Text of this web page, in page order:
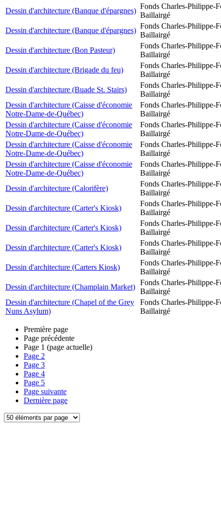
Dessin d'architecture (Banque d'épargnes)
Fonds Charles-Philippe-
Baillairgé
Dessin d'architecture (Banque d'épargnes)
Fonds Charles-Philippe-
Baillairgé
Dessin d'architecture (Bon Pasteur)
Fonds Charles-Philippe-
Baillairgé
Dessin d'architecture (Brigade du feu)
Fonds Charles-Philippe-
Baillairgé
Dessin d'architecture (Buade St. Stairs)
Fonds Charles-Philippe-
Baillairgé
Dessin d'architecture (Caisse d'économie
Notre-Dame-de-Québec)
Fonds Charles-Philippe-
Baillairgé
Dessin d'architecture (Caisse d'économie
Notre-Dame-de-Québec)
Fonds Charles-Philippe-
Baillairgé
Dessin d'architecture (Caisse d'économie
Notre-Dame-de-Québec)
Fonds Charles-Philippe-
Baillairgé
Dessin d'architecture (Caisse d'économie
Notre-Dame-de-Québec)
Fonds Charles-Philippe-
Baillairgé
Dessin d'architecture (Calorifère)
Fonds Charles-Philippe-
Baillairgé
Dessin d'architecture (Carter's Kiosk)
Fonds Charles-Philippe-
Baillairgé
Dessin d'architecture (Carter's Kiosk)
Fonds Charles-Philippe-
Baillairgé
Dessin d'architecture (Carter's Kiosk)
Fonds Charles-Philippe-
Baillairgé
Dessin d'architecture (Carters Kiosk)
Fonds Charles-Philippe-
Baillairgé
Dessin d'architecture (Champlain Market)
Fonds Charles-Philippe-
Baillairgé
Dessin d'architecture (Chapel of the Grey
Nuns Asylum)
Fonds Charles-Philippe-
Baillairgé
Première page
Page précédente
Page 1 (page actuelle)
Page 2
Page 3
Page 4
Page 5
Page suivante
Dernière page